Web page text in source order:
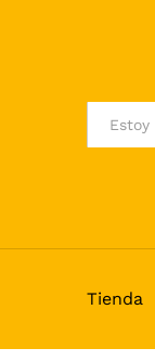
Tienda